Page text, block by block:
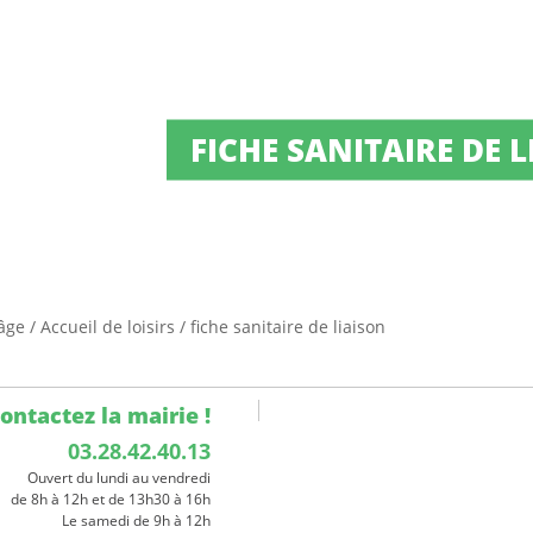
FICHE SANITAIRE DE
/ Accueil de loisirs / fiche sanitaire de liaison
la mairie !
03.28.42.40.13
Ouvert du lundi au vendredi
de 8h à 12h et de 13h30 à 16h
Le samedi de 9h à 12h